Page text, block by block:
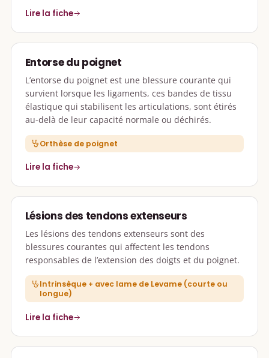
Lire la fiche
Entorse du poignet
L’entorse du poignet est une blessure courante qui
survient lorsque les ligaments, ces bandes de tissu
élastique qui stabilisent les articulations, sont étirés
au-delà de leur capacité normale ou déchirés.
Orthèse de poignet
Lire la fiche
Lésions des tendons extenseurs
Les lésions des tendons extenseurs sont des
blessures courantes qui affectent les tendons
responsables de l’extension des doigts et du poignet.
Intrinsèque + avec lame de Levame (courte ou
longue)
Lire la fiche